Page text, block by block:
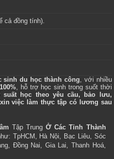
cả đồng tính).
sinh du học thành công, với nhiều
, hỗ trợ học sinh trong suốt thời
học theo yêu cầu, bảo lưu,
việc làm thực tập có lương sau
Tập TrungỞ Các Tỉnh Thành
TpHCM, Hà Nội, Bạc Liêu, Sóc
Đồng Nai, Gia Lai, Thanh Hoá,